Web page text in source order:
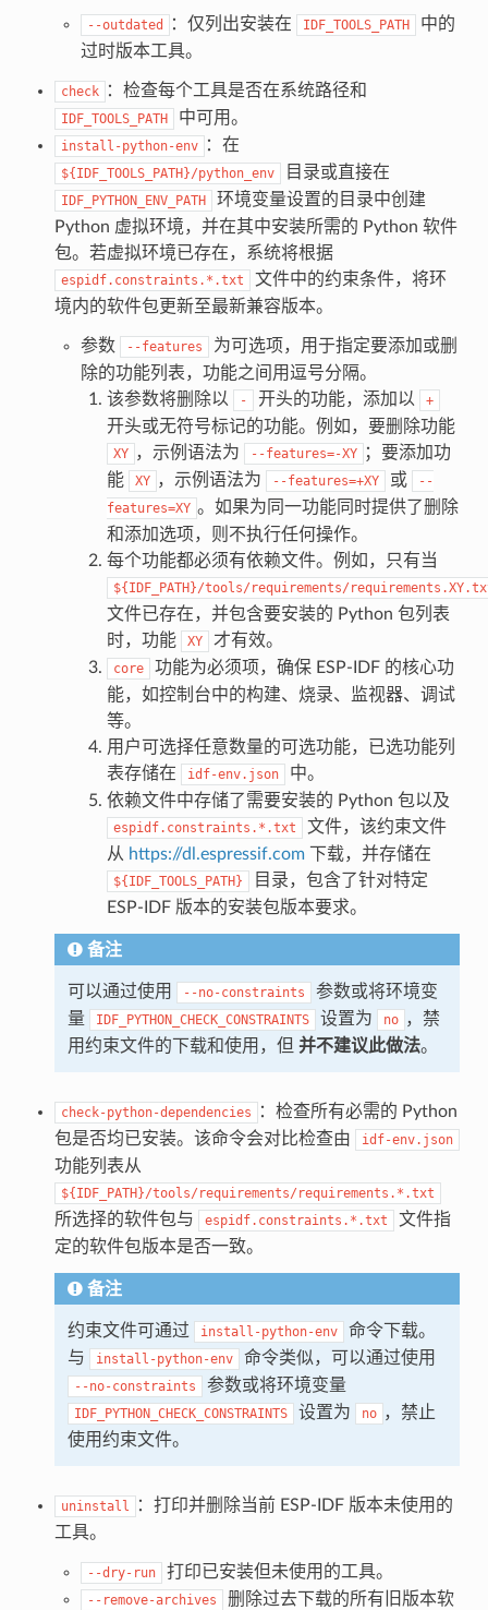
--outdated ：仅列出安装在 IDF_TOOLS_PATH
中的
过时版本工具。
check ：检查每个工具是否在系统路径和
IDF_TOOLS_PATH 中可用。
install-python-env ：在
${IDF_TOOLS_PATH}/python_env 目录或直接在
IDF_PYTHON_ENV_PATH
环境变量设置的目录中创建
Python 虚拟环境，并在其中安装所需的 Python 软件
包。若虚拟环境已存在，系统将根据
espidf.constraints.*.txt
文件中的约束条件，将环
境内的软件包更新至最新兼容版本。
参数 --features
为可选项，用于指定要添加或删
除的功能列表，功能之间用逗号分隔。
该参数将删除以
- 开头的功能，添加以 +
开头或无符号标记的功能。例如，要删除功能
XY ，示例语法为 --features=-XY
；要添加功
能
XY ，示例语法为 --features=+XY 或
--
features=XY 。如果为同一功能同时提供了删除
和添加选项，则不执行任何操作。
每个功能都必须有依赖文件。例如，只有当
${IDF_PATH}/tools/requirements/
文件已存在，并包含要安装的 Python 包列表
时，功能
XY 才有效。
core
功能为必须项，确保 ESP-IDF 的核心功
能，如控制台中的构建、烧录、监视器、调试
等。
用户可选择任意数量的可选功能，已选功能列
表存储在
idf-env.json
中。
依赖文件中存储了需要安装的 Python 包以及
espidf.constraints.*.txt
文件，该约束文件
从 https://dl.espressif.com下载，并存储在
${IDF_TOOLS_PATH}
目录，包含了针对特定
ESP-IDF 版本的安装包版本要求。
备注
可以通过使用 --no-constraints
参数或将环境变
量
IDF_PYTHON_CHECK_CONSTRAINTS 设置为 no ，禁
用约束文件的下载和使用，但 并不建议此做法。
check-python-dependencies
：检查所有必需的 Python
包是否均已安装。该命令会对比检查由
idf-env.json
功能列表从
${IDF_PATH}/tools/requirements/requirements.*.txt
所选择的软件包与 espidf.constraints.*.txt
文件指
定的软件包版本是否一致。
备注
约束文件可通过 install-python-env
命令下载。
与
install-python-env 命令类似，可以通过使用
--no-constraints 参数或将环境变量
IDF_PYTHON_CHECK_CONSTRAINTS 设置为 no ，禁止
使用约束文件。
uninstall
：打印并删除当前 ESP-IDF 版本未使用的
工具。
--dry-run 打印已安装但未使用的工具。
--remove-archives
删除过去下载的所有旧版本软